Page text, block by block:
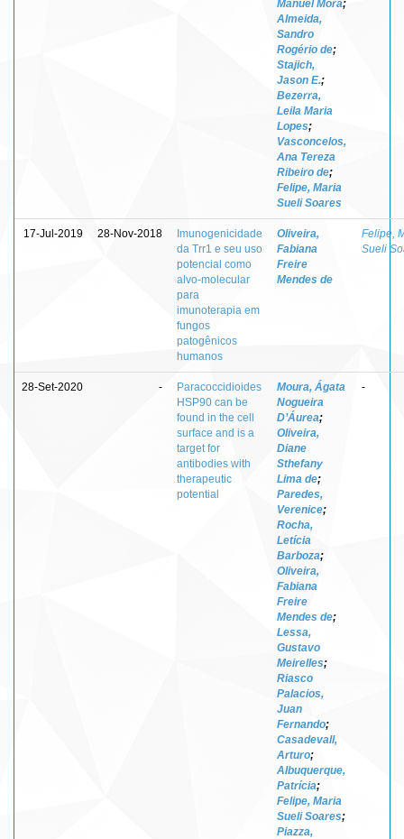
Manuel Mora;
Almeida,
Sandro
Rogério de;
Stajich,
Jason E.;
Bezerra,
Leila Maria
Lopes;
Vasconcelos,
Ana Tereza
Ribeiro de;
Felipe, Maria
Sueli Soares
17-Jul-2019 28-Nov-2018
Imunogenicidade
da Trr1 e seu uso
potencial como
alvo-molecular
para
imunoterapia em
fungos
patogênicos
humanos
Oliveira,
Fabiana
Freire
Mendes de
Felipe,
Sueli
28-Set-2020 -
Paracoccidioides
HSP90 can be
found in the cell
surface and is a
target for
antibodies with
therapeutic
potential
Moura, Ágata
Nogueira
D’Áurea;
Oliveira,
Diane
Sthefany
Lima de;
Paredes,
Verenice;
Rocha,
Letícia
Barboza;
Oliveira,
Fabiana
Freire
Mendes de;
Lessa,
Gustavo
Meirelles;
Riasco
Palacios,
Juan
Fernando;
Casadevall,
Arturo;
Albuquerque,
Patrícia;
Felipe, Maria
Sueli Soares;
Piazza,
-